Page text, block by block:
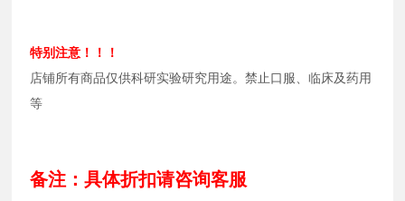
特别注意！！！
店铺所有商品仅供科研实验研究用途。禁止口服、临床及药用
等
备注：具体折扣请咨询客服